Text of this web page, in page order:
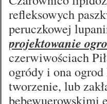
refleksowych
peruczkowej
projektowanie
czerwiwościach
ogródy i ona
tworzenie, lub
bebewuerowskimi